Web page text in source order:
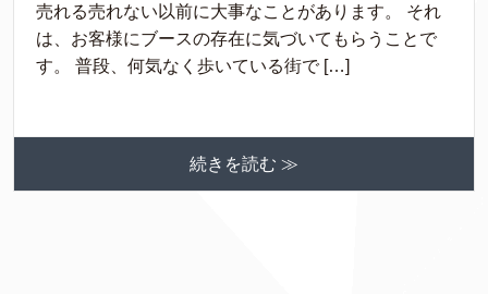
売れる売れない以前に大事なことがあります。 それ
は、お客様にブースの存在に気づいてもらうことで
す。 普段、何気なく歩いている街で […]
続きを読む ≫